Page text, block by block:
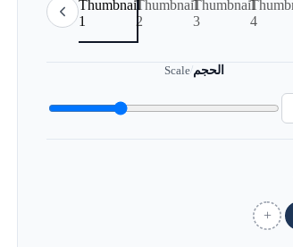
Scale/الحجم